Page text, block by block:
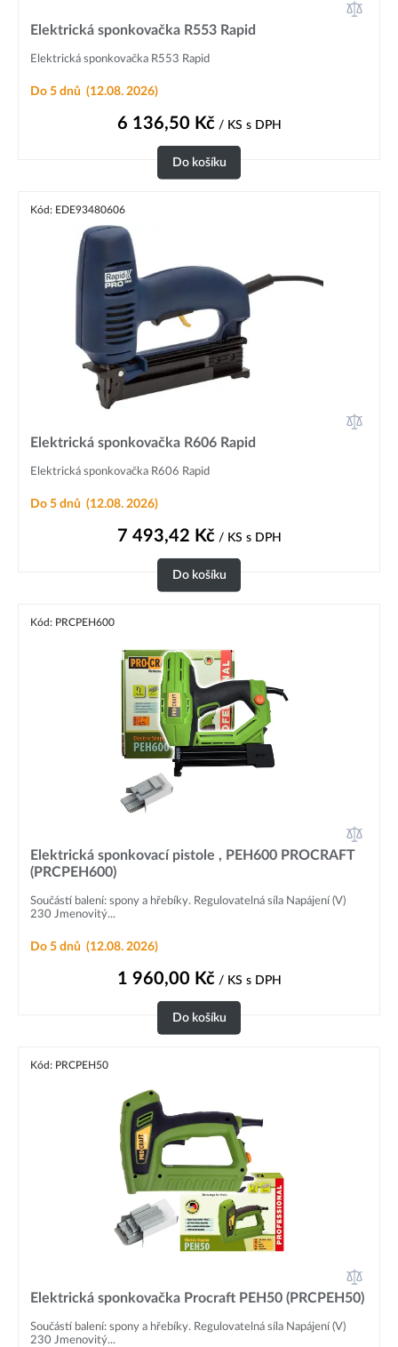
Elektrická sponkovačka R553 Rapid
Elektrická sponkovačka R553 Rapid
Do 5 dnů (12.08. 2026)
6 136,50 Kč/ KS s DPH
Do košíku
Kód: EDE93480606
Elektrická sponkovačka R606 Rapid
Elektrická sponkovačka R606 Rapid
Do 5 dnů (12.08. 2026)
7 493,42 Kč/ KS s DPH
Do košíku
Kód: PRCPEH600
Elektrická sponkovací pistole , PEH600 PROCRAFT
(PRCPEH600)
Součástí balení: spony a hřebíky. Regulovatelná síla Napájení (V)
230 Jmenovitý...
Do 5 dnů (12.08. 2026)
1 960,00 Kč/ KS s DPH
Do košíku
Kód: PRCPEH50
Elektrická sponkovačka Procraft PEH50 (PRCPEH50)
Součástí balení: spony a hřebíky. Regulovatelná síla Napájení (V)
230 Jmenovitý...